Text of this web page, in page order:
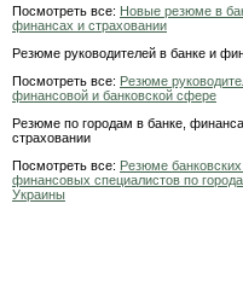
Посмотреть все: Новые резюме в
финансах и страховании
Резюме руководителей в банке и
Посмотреть все: Резюме
финансовой и банковской сфере
Резюме по городам в банке,
страховании
Посмотреть все: Резюме
финансовых специалистов по
Украины